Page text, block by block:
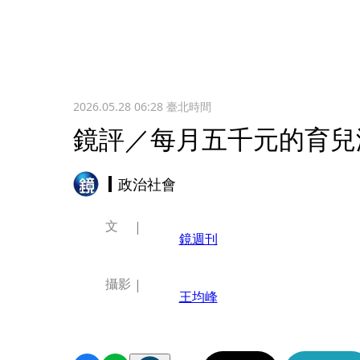
2026.05.28 06:28臺北時間
鏡評／每月五千元的育
政治社會
文
鏡週刊
攝影
王均峰